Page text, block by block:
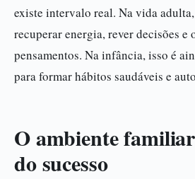
existe intervalo real. Na vida
recuperar energia, rever decisões e
pensamentos. Na infância, isso é
para formar hábitos saudáveis e
O ambiente
do sucesso